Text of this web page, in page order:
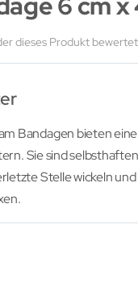
dieses Produkt bewertet
Bandagen bieten
Sie sind
Stelle wickeln